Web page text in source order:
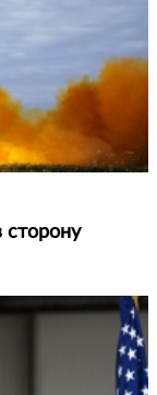
сторону